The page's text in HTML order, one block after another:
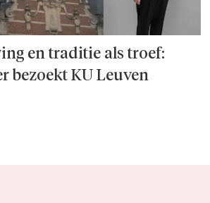
en traditie als troef:
bezoekt KU Leuven